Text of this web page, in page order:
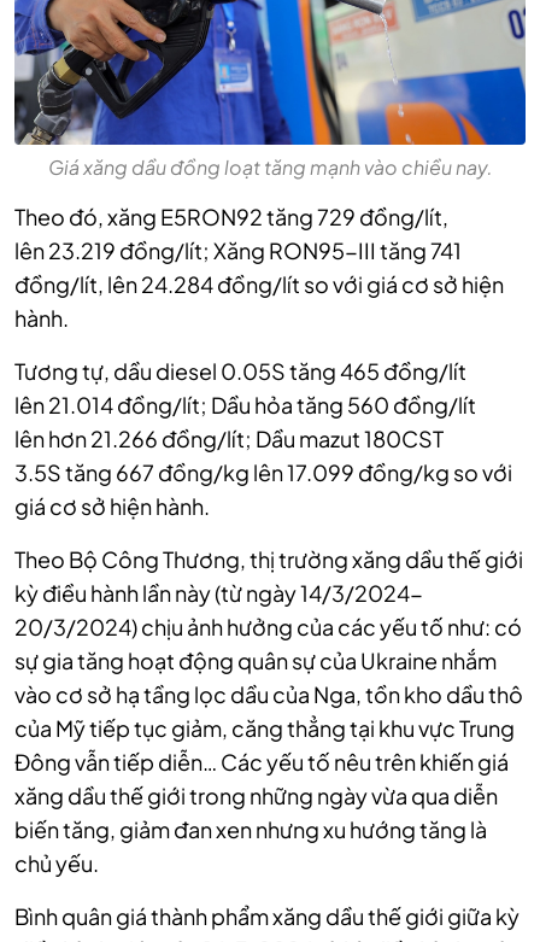
Giá xăng dầu đồng loạt tăng mạnh vào chiều nay.
Theo đó, xăng E5RON92tăng 729 đồng/lít,
lên23.219 đồng/lít; Xăng RON95-III tăng 741
đồng/lít, lên24.284 đồng/lít so với giá cơ sở hiện
hành.
Tương tự, dầu diesel 0.05Stăng 465 đồng/lít
lên21.014 đồng/lít; Dầu hỏatăng 560 đồng/lít
lênhơn 21.266 đồng/lít; Dầu mazut 180CST
3.5Stăng 667 đồng/kg lên17.099 đồng/kg so với
giá cơ sở hiện hành.
Theo Bộ Công Thương, thị trường xăng dầu thế giới
kỳ điều hành lần này (từ ngày 14/3/2024-
20/3/2024) chịu ảnh hưởng của các yếu tố như: có
sự gia tăng hoạt động quân sự của Ukraine nhắm
vào cơ sở hạ tầng lọc dầu của Nga, tồn kho dầu thô
của Mỹ tiếp tục giảm, căng thẳng tại khu vực Trung
Đông vẫn tiếp diễn… Các yếu tố nêu trên khiến giá
xăng dầu thế giới trong những ngày vừa qua diễn
biến tăng, giảm đan xen nhưng xu hướng tăng là
chủ yếu.
Bình quân giá thành phẩm xăng dầu thế giới giữa kỳ